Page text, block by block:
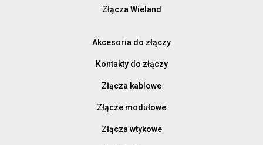
Złącza Wieland
Akcesoria do złączy
Kontakty do złączy
Złącza kablowe
Złącze modułowe
Złącza wtykowe